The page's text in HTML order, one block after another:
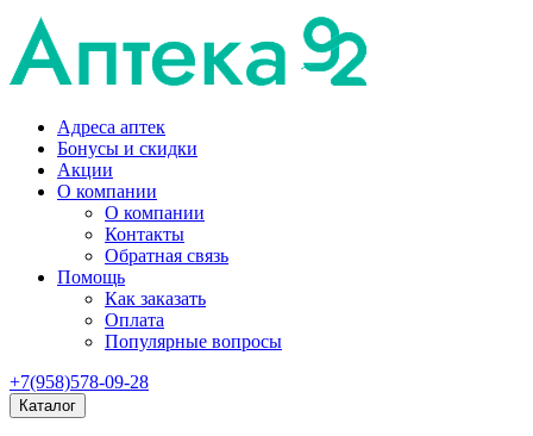
Адреса аптек
Бонусы и скидки
Акции
О компании
О компании
Контакты
Обратная связь
Помощь
Как заказать
Оплата
Популярные вопросы
+7(958)578-09-28
Каталог